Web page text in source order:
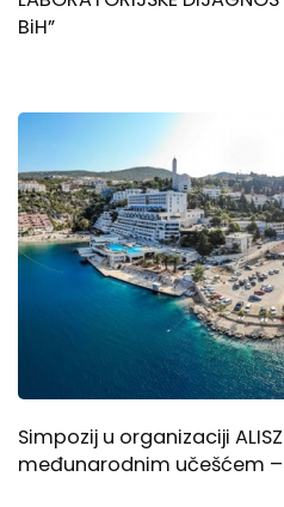
BiH”
Simpozij u organizaciji
međunarodnim učešćem